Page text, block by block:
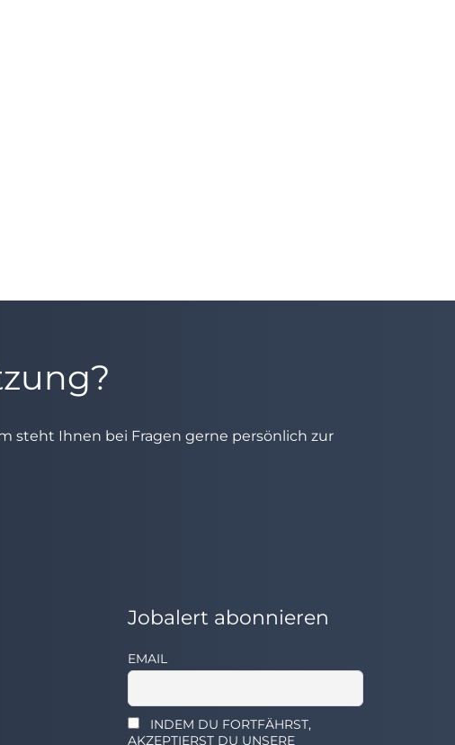
steht Ihnen bei Fragen gerne persönlich zur
Jobalert abonnieren
EMAIL
INDEM DU FORTFÄHRST,
AKZEPTIERST DU UNSERE